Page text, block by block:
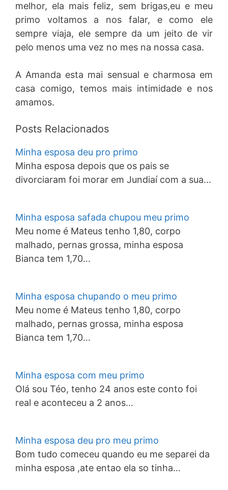
melhor, ela mais feliz, sem brigas,eu e meu
primo voltamos a nos falar, e como ele
sempre viaja, ele sempre da um jeito de vir
pelo menos uma vez no mes na nossa casa.
A Amanda esta mai sensual e charmosa em
casa comigo, temos mais intimidade e nos
amamos.
Posts Relacionados
Minha esposa deu pro primo
Minha esposa depois que os pais se
divorciaram foi morar em Jundiaí com a sua…
Minha esposa safada chupou meu primo
Meu nome é Mateus tenho 1,80, corpo
malhado, pernas grossa, minha esposa
Bianca tem 1,70…
Minha esposa chupando o meu primo
Meu nome é Mateus tenho 1,80, corpo
malhado, pernas grossa, minha esposa
Bianca tem 1,70…
Minha esposa com meu primo
Olá sou Téo, tenho 24 anos este conto foi
real e aconteceu a 2 anos…
Minha esposa deu pro meu primo
Bom tudo comeceu quando eu me separei da
minha esposa ,ate entao ela so tinha…